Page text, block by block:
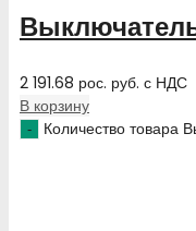
2 191.68 рос. руб. с НДС
В корзину
Количество товара